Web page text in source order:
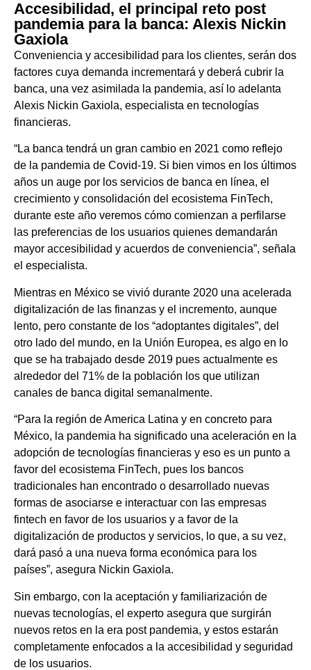
Accesibilidad, el principal reto post
pandemia para la banca: Alexis Nickin
Gaxiola
Conveniencia y accesibilidad para los clientes, serán dos
factores cuya demanda incrementará y deberá cubrir la
banca, una vez asimilada la pandemia, así lo adelanta
Alexis Nickin Gaxiola, especialista en tecnologías
financieras.
“La banca tendrá un gran cambio en 2021 como reflejo
de la pandemia de Covid-19. Si bien vimos en los últimos
años un auge por los servicios de banca en línea, el
crecimiento y consolidación del ecosistema FinTech,
durante este año veremos cómo comienzan a perfilarse
las preferencias de los usuarios quienes demandarán
mayor accesibilidad y acuerdos de conveniencia”, señala
el especialista.
Mientras en México se vivió durante 2020 una acelerada
digitalización de las finanzas y el incremento, aunque
lento, pero constante de los “adoptantes digitales”, del
otro lado del mundo, en la Unión Europea, es algo en lo
que se ha trabajado desde 2019 pues actualmente es
alrededor del 71% de la población los que utilizan
canales de banca digital semanalmente.
“Para la región de America Latina y en concreto para
México, la pandemia ha significado una aceleración en la
adopción de tecnologías financieras y eso es un punto a
favor del ecosistema FinTech, pues los bancos
tradicionales han encontrado o desarrollado nuevas
formas de asociarse e interactuar con las empresas
fintech en favor de los usuarios y a favor de la
digitalización de productos y servicios, lo que, a su vez,
dará pasó a una nueva forma económica para los
países”, asegura Nickin Gaxiola.
Sin embargo, con la aceptación y familiarización de
nuevas tecnologías, el experto asegura que surgirán
nuevos retos en la era post pandemia, y estos estarán
completamente enfocados a la accesibilidad y seguridad
de los usuarios.